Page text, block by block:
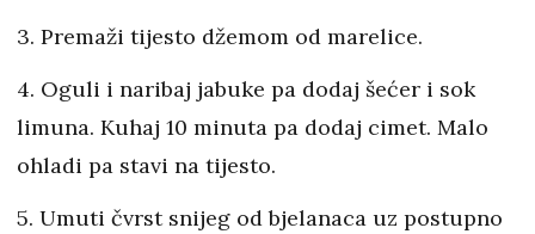
3. Premaži tijesto džemom od marelice.
4. Oguli i naribaj jabuke pa dodaj šećer i sok
limuna. Kuhaj 10 minuta pa dodaj cimet. Malo
ohladi pa stavi na tijesto.
5. Umuti čvrst snijeg od bjelanaca uz postupno